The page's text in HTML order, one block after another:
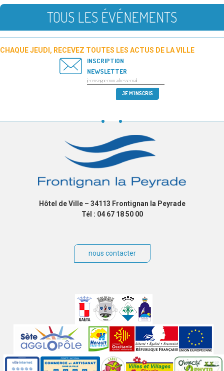
TOUS LES ÉVÉNEMENTS
CHAQUE JEUDI, RECEVEZ TOUTES LES ACTUS DE LA VILLE
INSCRIPTION
NEWSLETTER
Hôtel de Ville – 34113 Frontignan la Peyrade
Tél : 04 67 18 50 00
nous contacter
partenaires
Labels